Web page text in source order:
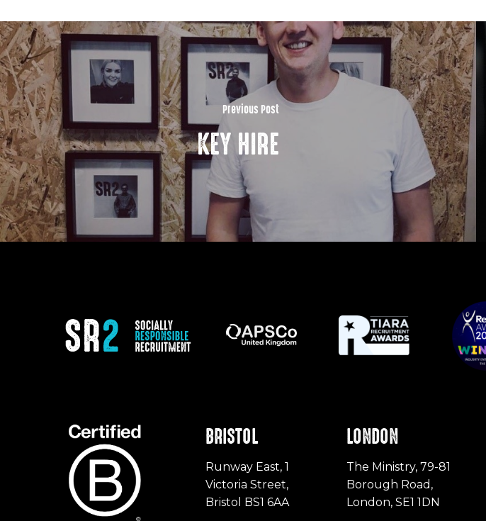
Previous Post
KEY HIRE
BRISTOL
Runway East, 1
Victoria Street,
Bristol BS1 6AA
LONDON
The Ministry, 79-81
Borough Road,
London, SE1 1DN